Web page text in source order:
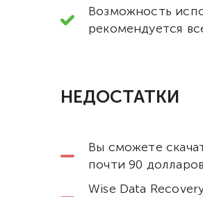
Возможность
рекомендуется
НЕДОСТАТКИ
Вы сможете
почти 90
Wise Data